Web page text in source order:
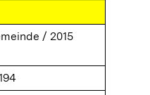
/ 2015